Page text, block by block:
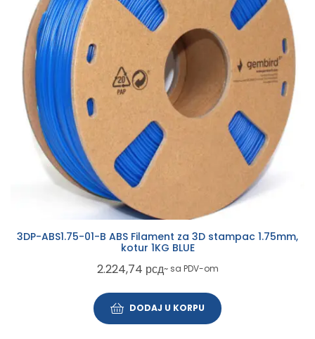
3DP-ABS1.75-01-B ABS Filament za 3D stampac 1.75mm,
kotur 1KG BLUE
2.224,74 рсд~ sa PDV-om
DODAJ U KORPU